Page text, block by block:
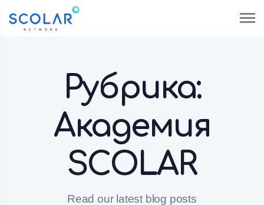
Рубрика:
Академия
SCOLAR
Read our latest blog posts